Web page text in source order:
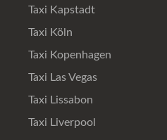
Taxi Kapstadt
Taxi Köln
Taxi Kopenhagen
Taxi Las Vegas
Taxi Lissabon
Taxi Liverpool